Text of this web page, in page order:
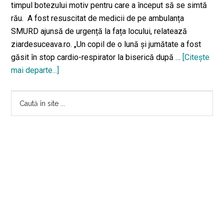
timpul botezului motiv pentru care a început să se simtă
rău. A fost resuscitat de medicii de pe ambulanța
SMURD ajunsă de urgență la fața locului, relatează
ziardesuceava.ro. „Un copil de o lună și jumătate a fost
găsit în stop cardio-respirator la biserică după … [Citeşte
mai departe...]
botez
Bara
principală